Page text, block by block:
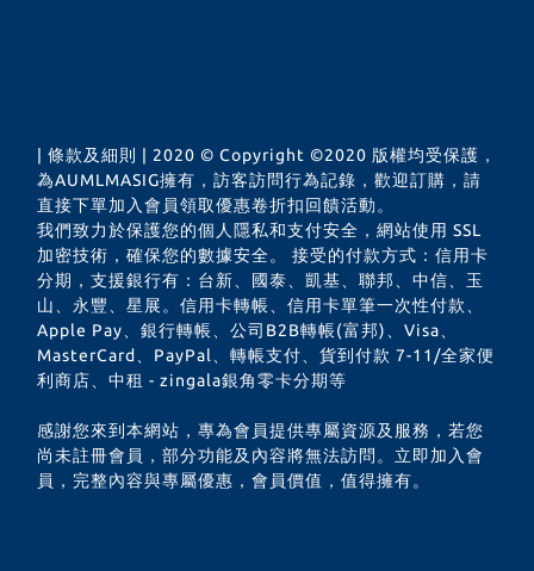
| 條款及細則 | 2020 © Copyright ©2020 版權均受保護，
為AUMLMASIG擁有，訪客訪問行為記錄，歡迎訂購，請
直接下單加入會員領取優惠卷折扣回饋活動。
我們致力於保護您的個人隱私和支付安全，網站使用 SSL
加密技術，確保您的數據安全。 接受的付款方式：信用卡
分期，支援銀行有：台新、國泰、凱基、聯邦、中信、玉
山、永豐、星展。信用卡轉帳、信用卡單筆一次性付款、
Apple Pay、銀行轉帳、公司B2B轉帳(富邦)、Visa、
MasterCard、PayPal、轉帳支付、貨到付款 7-11/全家便
利商店、中租 - zingala銀角零卡分期等
感謝您來到本網站，專為會員提供專屬資源及服務，若您
尚未註冊會員，部分功能及內容將無法訪問。立即加入會
員，完整內容與專屬優惠，會員價值，值得擁有。